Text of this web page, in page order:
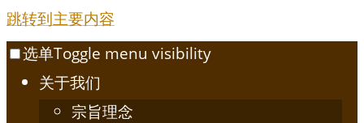
跳转到主要内容
选单Toggle menu visibility
关于我们
宗旨理念